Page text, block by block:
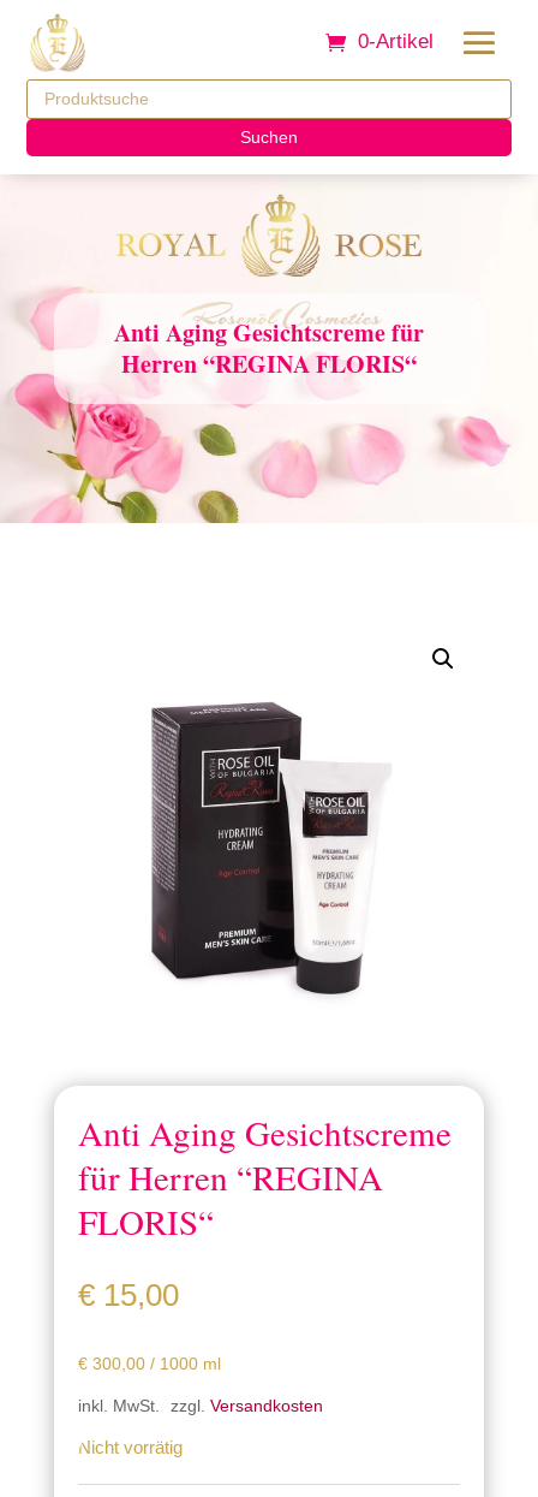
0-Artikel
Suchen
Anti Aging Gesichtscreme für
Herren “REGINA FLORIS“
Anti Aging Gesichtscreme
für Herren “REGINA
FLORIS“
€15,00
€300,00/ 1000 ml
inkl. MwSt. zzgl. Versandkosten
Nicht vorrätig